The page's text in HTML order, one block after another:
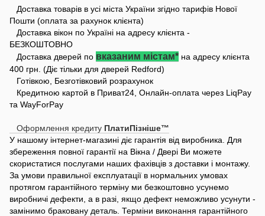
Доставка товарів в усі міста України згідно тарифів Нової
Пошти (оплата за рахунок клієнта)
Доставка вікон по Україні на адресу клієнта -
БЕЗКОШТОВНО
Доставка дверей по вказаним містам* на адресу клієнта
400 грн. (Діє тільки для дверей Redford)
Готівкою, Безготівковий розрахунок
Кредитною картой в Приват24, Онлайн-оплата через LiqPay
та WayForPay
Оформлення кредиту ПлатиПізніше™
У нашому інтернет-магазині діє гарантія від виробника. Для
збереження повної гарантії на Вікна / Двері Ви можете
скористатися послугами наших фахівців з доставки і монтажу.
За умови правильної експлуатації в нормальних умовах
протягом гарантійного терміну ми безкоштовно усунемо
виробничі дефекти, а в разі, якщо дефект неможливо усунути -
замінимо браковану деталь. Терміни виконання гарантійного